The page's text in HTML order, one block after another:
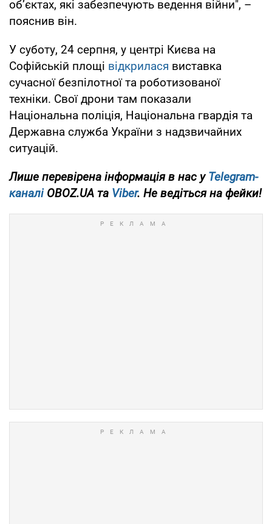
об’єктах, які забезпечують ведення війни", –
пояснив він.
У суботу, 24 серпня, у центрі Києва на
Софійській площі відкрилася виставка
сучасної безпілотної та роботизованої
техніки. Свої дрони там показали
Національна поліція, Національна гвардія та
Державна служба України з надзвичайних
ситуацій.
Лише перевірена інформація в нас уTelegram-
каналіOBOZ.UA та Viber. Не ведіться на фейки!